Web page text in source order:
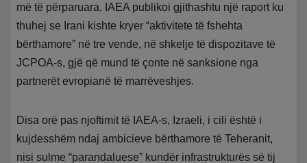
më të përparuara. IAEA publikoi gjithashtu një raport ku
thuhej se Irani kishte kryer “aktivitete të fshehta
bërthamore” në tre vende, në shkelje të dispozitave të
JCPOA-s, gjë që mund të çonte në sanksione nga
partnerët evropianë të marrëveshjes.
Disa orë pas njoftimit të IAEA-s, Izraeli, i cili është i
kujdesshëm ndaj ambicieve bërthamore të Teheranit,
nisi sulme “parandaluese” kundër infrastrukturës së tij